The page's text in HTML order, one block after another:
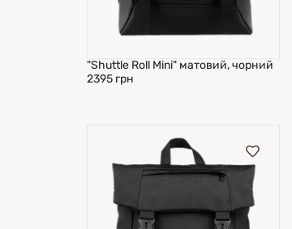
"Shuttle Roll Mini" матовий, чорний
2395 грн